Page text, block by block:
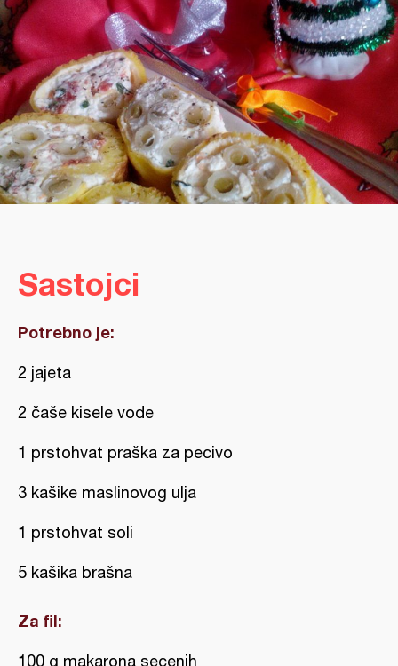
Sastojci
Potrebno je:
2 jajeta
2 čaše kisele vode
1 prstohvat praška za pecivo
3 kašike maslinovog ulja
1 prstohvat soli
5 kašika brašna
Za fil:
100 g makarona secenih